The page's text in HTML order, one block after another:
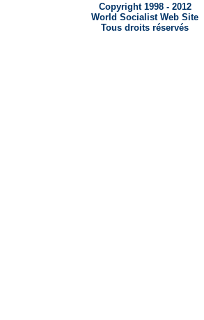
Copyright 1998 - 2012
World Socialist Web Site
Tous droits réservés